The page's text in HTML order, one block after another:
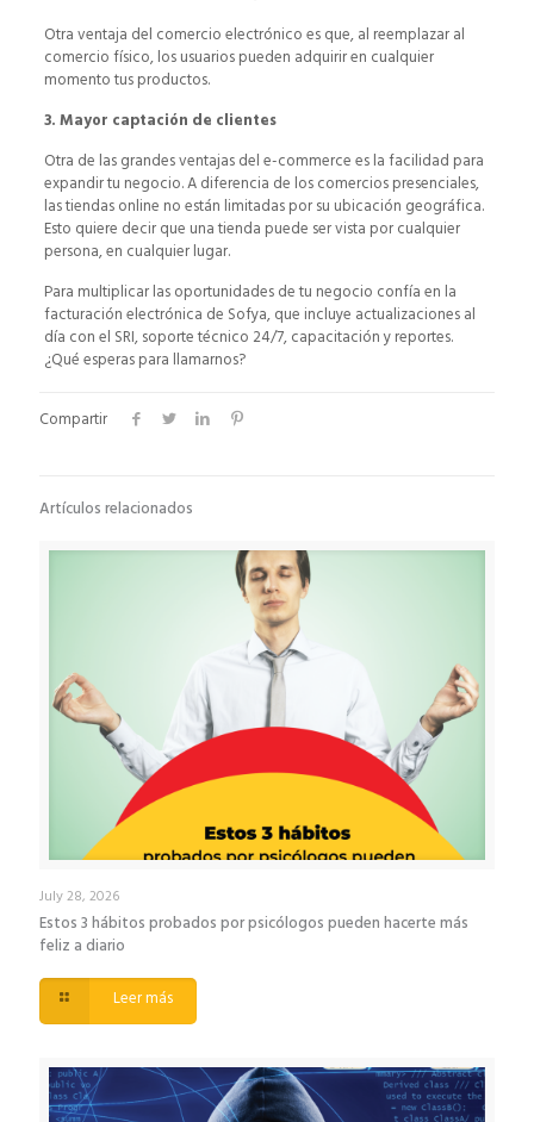
Otra ventaja del comercio electrónico es que, al reemplazar al
comercio físico, los usuarios pueden adquirir en cualquier
momento tus productos.
3. Mayor captación de clientes
Otra de las grandes ventajas del e-commerce es la facilidad para
expandir tu negocio. A diferencia de los comercios presenciales,
las tiendas online no están limitadas por su ubicación geográfica.
Esto quiere decir que una tienda puede ser vista por cualquier
persona, en cualquier lugar.
Para multiplicar las oportunidades de tu negocio confía en la
facturación electrónica de Sofya, que incluye actualizaciones al
día con el SRI, soporte técnico 24/7, capacitación y reportes.
¿Qué esperas para llamarnos?
Compartir
Artículos relacionados
July 28, 2026
Estos 3 hábitos probados por psicólogos pueden hacerte más
feliz a diario
Leer más